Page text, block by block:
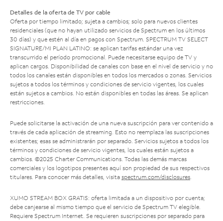
Detalles de la oferta de TV por cable
Oferta por tiempo limitado; sujeta a cambios; solo para nuevos clientes
residenciales (que no hayan utilizado servicios de Spectrum en los últimos
30 días) y que estén al día en pagos con Spectrum. SPECTRUM TV SELECT
SIGNATURE/MI PLAN LATINO: se aplican tarifas estándar una vez
transcurrido el período promocional. Puede necesitarse equipo de TV y
aplican cargos. Disponibilidad de canales con base en el nivel de servicio y no
todos los canales están disponibles en todos los mercados o zonas. Servicios
sujetos a todos los términos y condiciones de servicio vigentes, los cuales
están sujetos a cambios. No están disponibles en todas las áreas. Se aplican
restricciones.
Puede solicitarse la activación de una nueva suscripción para ver contenido a
través de cada aplicación de streaming. Esto no reemplaza las suscripciones
existentes; esas se administrarán por separado. Servicios sujetos a todos los
términos y condiciones de servicio vigentes, los cuales están sujetos a
cambios. ©2025 Charter Communications. Todas las demás marcas
comerciales y los logotipos presentes aquí son propiedad de sus respectivos
titulares. Para conocer más detalles, visita spectrum.com/disclosures.
XUMO STREAM BOX GRATIS: oferta limitada a un dispositivo por cuenta;
debe canjearse al mismo tiempo que el servicio de Spectrum TV elegible.
Requiere Spectrum Internet. Se requieren suscripciones por separado para